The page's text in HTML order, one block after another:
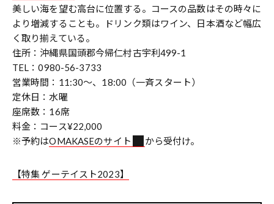
美しい海を望む高台に位置する。コースの品数はその時々に
より増減することも。ドリンク類はワイン、日本酒など幅広
く取り揃えている。
住所：沖縄県国頭郡今帰仁村古宇利499-1
TEL：0980-56-3733
営業時間：11:30～、18:00（一斉スタート）
定休日：水曜
座席数：16席
料金：コース¥22,000
※予約はOMAKASEのサイト から受付け。
【特集 ゲーテイスト2023】